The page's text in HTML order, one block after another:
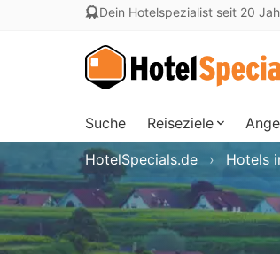
Dein Hotelspezialist seit 20
Suche Reiseziele
HotelSpecials.de Hotels